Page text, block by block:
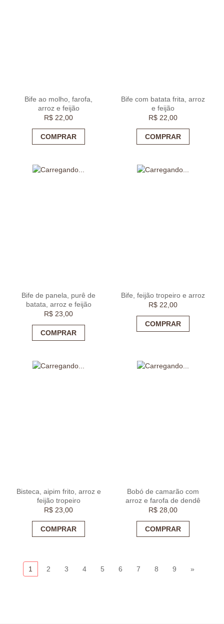
Bife ao molho, farofa,
arroz e feijão
R$ 22,00
COMPRAR
Bife com batata frita, arroz
e feijão
R$ 22,00
COMPRAR
Bife de panela, purê de
batata, arroz e feijão
R$ 23,00
COMPRAR
Bife, feijão tropeiro e arroz
R$ 22,00
COMPRAR
Bisteca, aipim frito, arroz e
feijão tropeiro
R$ 23,00
COMPRAR
Bobó de camarão com
arroz e farofa de dendê
R$ 28,00
COMPRAR
1 2 3 4 5 6 7 8 9 »